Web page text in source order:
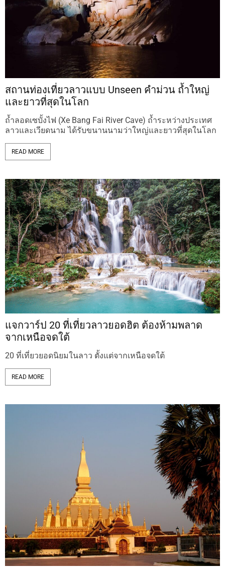
สถานท่องเที่ยวลาวแบบ Unseen คำม่วน ถ้ำใหญ่
และยาวที่สุดในโลก
ถ้ำลอดเซบั้งไฟ (Xe Bang Fai River Cave) ถ้ำระหว่างประเทศ
ลาวและเวียดนาม ได้รับขนานนามว่าใหญ่และยาวที่สุดในโลก
READ MORE
แจกวาร์ป 20 ที่เที่ยวลาวยอดฮิต ต้องห้ามพลาด
จากเหนือจดใต้
20 ที่เที่ยวยอดนิยมในลาว ตั้งแต่จากเหนือจดใต้
READ MORE